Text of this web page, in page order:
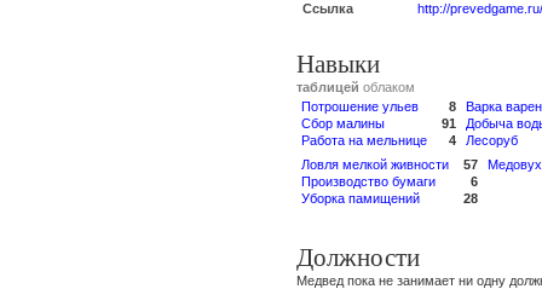
Ссылка http://
Навыки
таблицей облаком
Потрошение ульев
8
Сбор малины
91
Работа на мельнице
4
Варка
Добыча
Лесоруб
Ловля мелкой живности
57
Производство бумаги
6
Уборка памищений
28
Должности
Медвед пока не занимает ни одну